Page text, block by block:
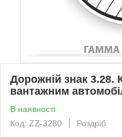
Дорожній знак 3.28.
вантажним
В наявності
Код: ZZ-3280
Роздріб